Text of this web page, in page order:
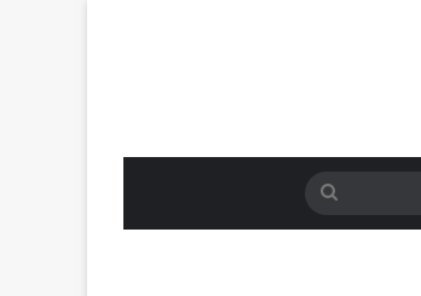
بحث
عن